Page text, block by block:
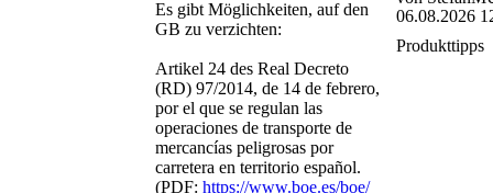
Es gibt Möglichkeiten, auf den
GB zu verzichten:
Artikel 24 des Real Decreto
(RD) 97/2014, de 14 de febrero,
por el que se regulan las
operaciones de transporte de
mercancías peligrosas por
carretera en territorio español.
(PDF: https://www.boe.es/boe/
06.08.2026
Produkttipps